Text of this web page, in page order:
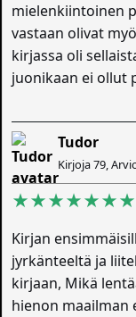
mielenkiintoinen
vastaan olivat
kirjassa oli
juonikaan ei ollut
Tudor
Kirjoja 79,
Kirjan
jyrkänteeltä ja
kirjaan, Mikä
hienon maailman